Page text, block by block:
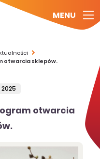
MENU
otwarcia sklepów.
otwarcia